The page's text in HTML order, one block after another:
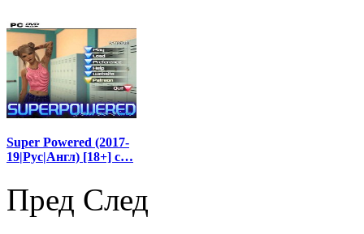
Super Powered (2017-
19|Рус|Англ) [18+] с…
Пред След